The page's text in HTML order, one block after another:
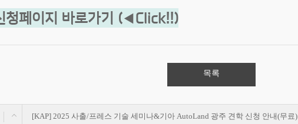
페이지 바로가기 (◀Click!!)
목록
[KAP] 2025 사출/프레스 기술 세미나&기아 AutoLand 광주 견학 신청 안내(무료)